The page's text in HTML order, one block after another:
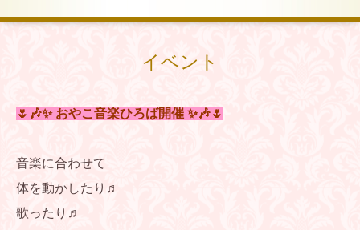
イベント
🌷🎶✨ おやこ音楽ひろば開催 ✨🎶🌷
音楽に合わせて
体を動かしたり♬
歌ったり♬